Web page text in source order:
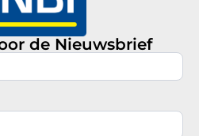
de Nieuwsbrief